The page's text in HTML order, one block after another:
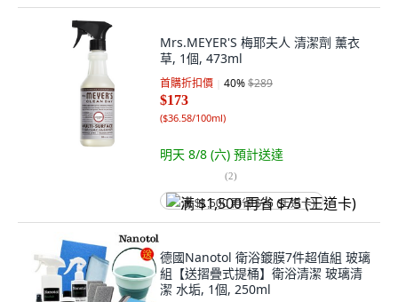
Mrs.MEYER'S 梅耶夫人 清潔劑 薰衣
草, 1個, 473ml
首購折扣價 40%$289
$173
($36.58/100ml)
明天 8/8 (六) 預計送達
(2)
满 $1,500 再省 $75 (王道卡)
德國Nanotol 衛浴鍍膜7件超值組 玻璃
組【送摺疊式提桶】衛浴清潔 玻璃清
潔 水垢, 1個, 250ml